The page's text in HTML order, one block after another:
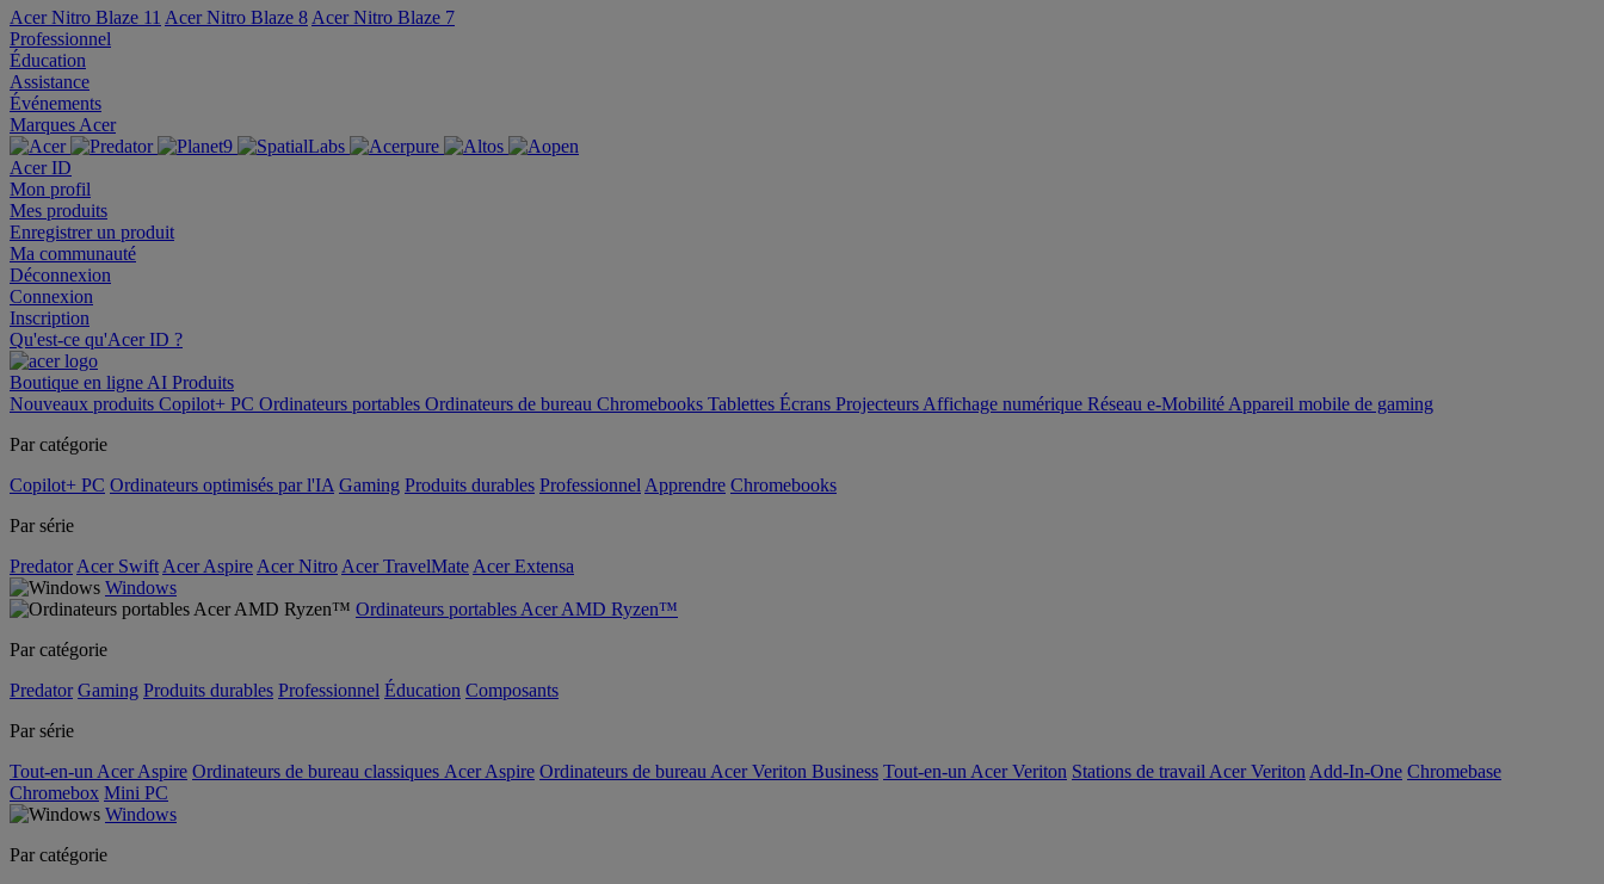
Acer Nitro Blaze 11 Acer Nitro Blaze 8 Acer Nitro Blaze 7
Professionnel
Éducation
Assistance
Événements
Marques Acer
Acer ID
Mon profil
Mes produits
Enregistrer un produit
Ma communauté
Déconnexion
Connexion
Inscription
Qu'est-ce qu'Acer ID ?
Boutique en ligne AI Produits
Nouveaux produits Copilot+ PC Ordinateurs portables Ordinateurs de bureau Chromebooks Tablettes Écrans Projecteurs Affichage numérique Réseau e-Mobilité Appareil mobile de gaming
Par catégorie
Copilot+ PC Ordinateurs optimisés par l'IA Gaming Produits durables Professionnel Apprendre Chromebooks
Par série
Predator Acer Swift Acer Aspire Acer Nitro Acer TravelMate Acer Extensa
Windows
Ordinateurs portables Acer AMD Ryzen™
Par catégorie
Predator Gaming Produits durables Professionnel Éducation Composants
Par série
Tout-en-un Acer Aspire Ordinateurs de bureau classiques Acer Aspire Ordinateurs de bureau Acer Veriton Business Tout-en-un Acer Veriton Stations de travail Acer Veriton Add-In-One Chromebase
Chromebox Mini PC
Windows
Par catégorie